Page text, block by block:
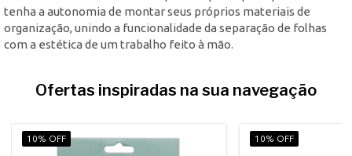
tenha a autonomia de montar seus próprios materiais de
organização, unindo a funcionalidade da separação de folhas
com a estética de um trabalho feito à mão.
Ofertas inspiradas na sua navegação
10% OFF 10% OFF